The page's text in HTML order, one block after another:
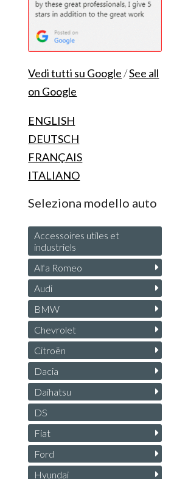
Vedi tutti su Google/See all
on Google
ENGLISH
DEUTSCH
FRANÇAIS
ITALIANO
Seleziona modello auto
Accessoires utiles et
industriels
Alfa Romeo
Audi
BMW
Chevrolet
Citroën
Dacia
Daihatsu
DS
Fiat
Ford
Hyundai